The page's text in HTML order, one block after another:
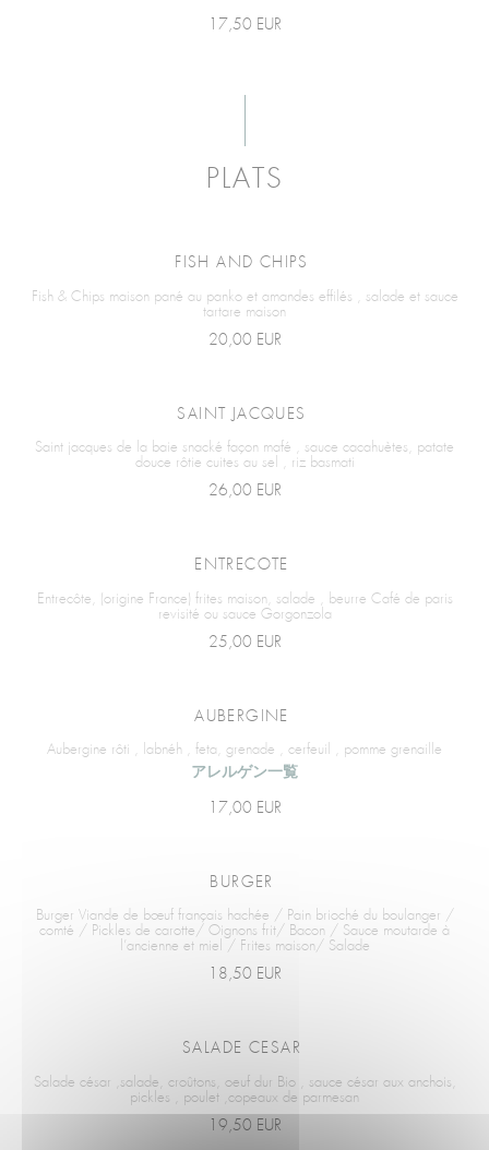
17,50 EUR
PLATS
FISH AND CHIPS
Fish & Chips maison pané au panko et amandes effilés , salade et sauce
tartare maison
20,00 EUR
SAINT JACQUES
Saint jacques de la baie snacké façon mafé , sauce cacahuètes, patate
douce rôtie cuites au sel , riz basmati
26,00 EUR
ENTRECOTE
Entrecôte, (origine France) frites maison, salade , beurre Café de paris
revisité ou sauce Gorgonzola
25,00 EUR
AUBERGINE
Aubergine rôti , labnéh , feta, grenade , cerfeuil , pomme grenaille
アレルゲン一覧
17,00 EUR
BURGER
Burger Viande de bœuf français hachée / Pain brioché du boulanger /
comté / Pickles de carotte/ Oignons frit/ Bacon / Sauce moutarde à
l’ancienne et miel / Frites maison/ Salade
18,50 EUR
SALADE CESAR
Salade césar ,salade, croûtons, oeuf dur Bio , sauce césar aux anchois,
pickles , poulet ,copeaux de parmesan
19,50 EUR